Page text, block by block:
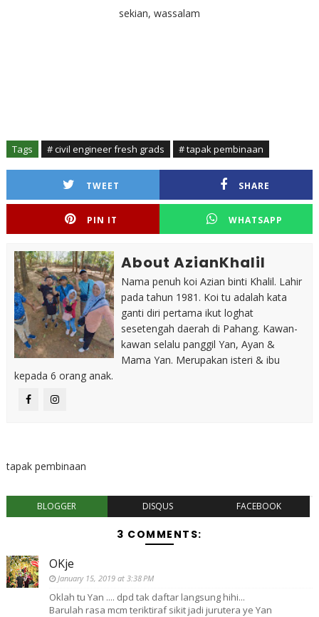
sekian, wassalam
Tags # civil engineer fresh grads # tapak pembinaan
TWEET SHARE
PIN IT WHATSAPP
About AzianKhalil
Nama penuh koi Azian binti Khalil. Lahir
pada tahun 1981. Koi tu adalah kata
ganti diri pertama ikut loghat
sesetengah daerah di Pahang. Kawan-
kawan selalu panggil Yan, Ayan &
Mama Yan. Merupakan isteri & ibu
kepada 6 orang anak.
tapak pembinaan
BLOGGER DISQUS FACEBOOK
3 COMMENTS:
OKje
January 15, 2019 at 3:38 PM
Oklah tu Yan .... dpd tak daftar langsung hihi...
Barulah rasa mcm teriktiraf sikit jadi jurutera ye Yan